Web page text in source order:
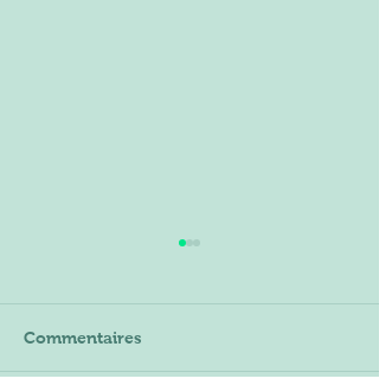
Commentaires